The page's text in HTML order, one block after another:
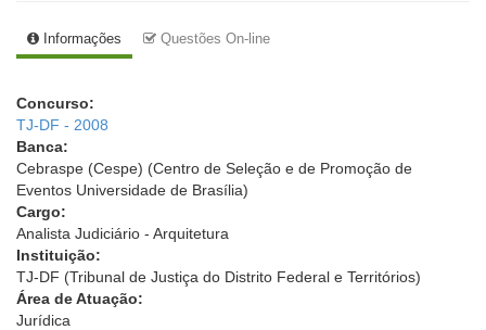
Informações Questões On-line
Concurso:
TJ-DF - 2008
Banca:
Cebraspe (Cespe) (Centro de Seleção e de Promoção de
Eventos Universidade de Brasília)
Cargo:
Analista Judiciário - Arquitetura
Instituição:
TJ-DF (Tribunal de Justiça do Distrito Federal e Territórios)
Área de Atuação:
Jurídica